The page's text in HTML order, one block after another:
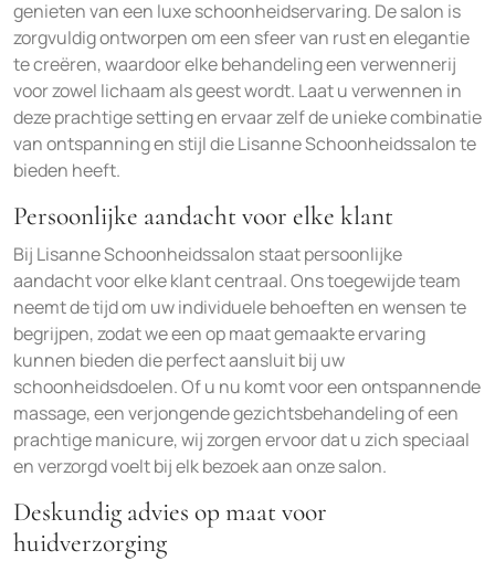
genieten van een luxe schoonheidservaring. De salon is
zorgvuldig ontworpen om een sfeer van rust en elegantie
te creëren, waardoor elke behandeling een verwennerij
voor zowel lichaam als geest wordt. Laat u verwennen in
deze prachtige setting en ervaar zelf de unieke combinatie
van ontspanning en stijl die Lisanne Schoonheidssalon te
bieden heeft.
Persoonlijke aandacht voor elke klant
Bij Lisanne Schoonheidssalon staat persoonlijke
aandacht voor elke klant centraal. Ons toegewijde team
neemt de tijd om uw individuele behoeften en wensen te
begrijpen, zodat we een op maat gemaakte ervaring
kunnen bieden die perfect aansluit bij uw
schoonheidsdoelen. Of u nu komt voor een ontspannende
massage, een verjongende gezichtsbehandeling of een
prachtige manicure, wij zorgen ervoor dat u zich speciaal
en verzorgd voelt bij elk bezoek aan onze salon.
Deskundig advies op maat voor
huidverzorging